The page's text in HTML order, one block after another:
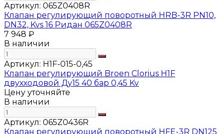
Артикул: 065Z0408R
Клапан регулирующий поворотный HRB-3R PN10,
DN32, Kvs 16 Ридан 065Z0408R
7 948 ₽
В наличии
Артикул: H1F-015-0,45
Клапан регулирующий Broen Clorius H1F
двухходовой Ду15 40 бар 0,45 Kv
Цену уточняйте
В наличии
Артикул: 065Z0436R
Клапан регулирующий поворотный HFE-3R DN125